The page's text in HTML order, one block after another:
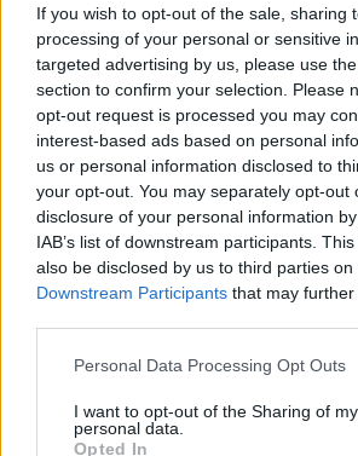
If you wish to opt-out of the sale, sharing
processing of your personal or sensitive
targeted advertising by us, please use
section to confirm your selection. Please
opt-out request is processed you may
interest-based ads based on personal
us or personal information disclosed to
your opt-out. You may separately opt-out
disclosure of your personal information
IAB’s list of downstream participants.
also be disclosed by us to third parties on
Downstream Participants that may
Personal Data Processing Opt Outs
I want to opt-out of the Sharing of my
personal data.
Opted In
studentů z 23 zemí střední a jižní Ameriky a z
šestnáctiletou historii má již tisíc absolventů
bakalářského studia, kteří z více než dvou
ziskovém sektoru nebo sami podnikají, sedm
nevládních organizacích, sedm procent ve
osm procent pokračovalo či pokračuje v
někde jinde.
Ing. Petr Hnitka: Svoboda
5.4.2006
Problém snížení počtu aut prý tkví v pocitu
vlastního rozhodování, oproti na př. veřejné
prostému omezení zbytečných cest.
Ing. Rudolf Kunzmann, CSc: Systém
5.4.2006
V městech ČR se řeší kde parkovat stále